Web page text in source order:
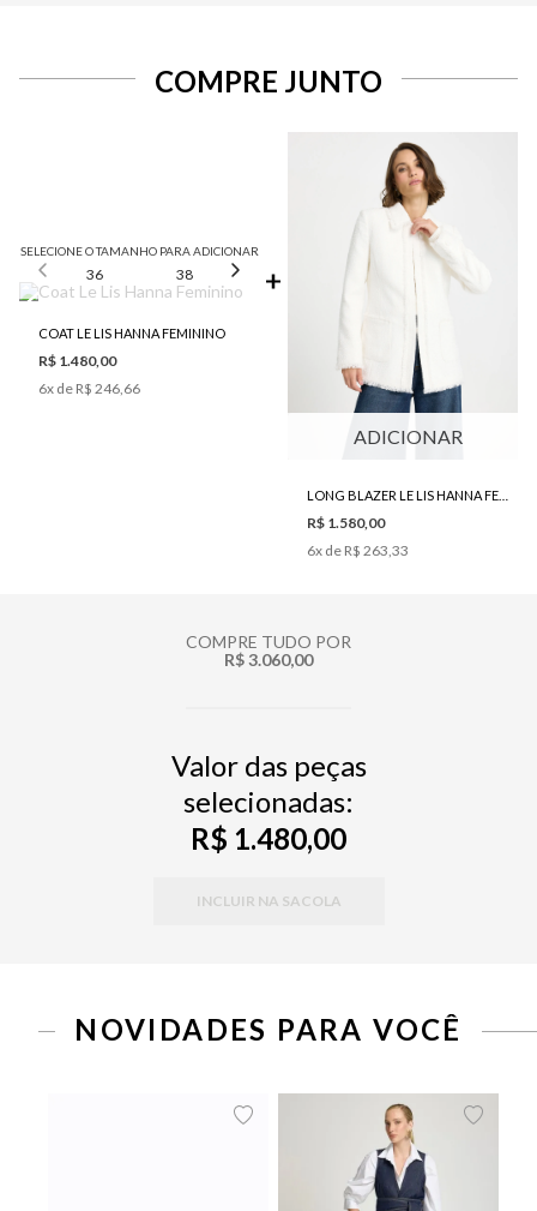
COMPRE JUNTO
SELECIONE O TAMANHO PARA ADICIONAR
36 38 40 42 44
COAT LE LIS HANNA FEMININO
R$ 1.480,00
6x de R$ 246,66
ADICIONAR
R$ 1.580,00
6x de R$ 263,33
COMPRE TUDO POR
R$ 3.060,00
Valor das peças
selecionadas:
R$ 1.480,00
INCLUIR NA SACOLA
NOVIDADES PARA VOCÊ